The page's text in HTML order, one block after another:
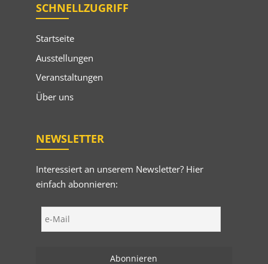
SCHNELLZUGRIFF
Startseite
Ausstellungen
Veranstaltungen
Über uns
NEWSLETTER
Interessiert an unserem Newsletter? Hier
einfach abonnieren: